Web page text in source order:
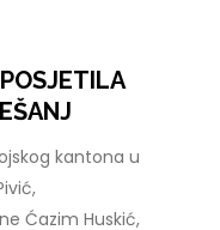
kantona u
Ćazim Huskić,